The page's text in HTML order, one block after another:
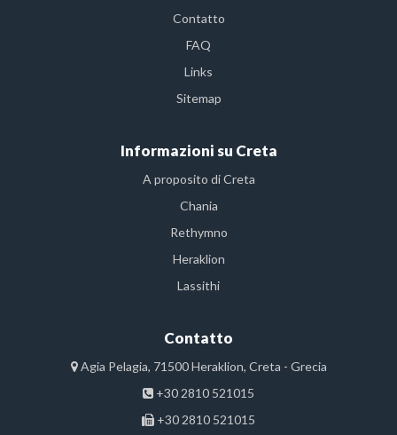
Contatto
FAQ
Links
Sitemap
Informazioni su Creta
A proposito di Creta
Chania
Rethymno
Heraklion
Lassithi
Contatto
Agia Pelagia, 71500 Heraklion, Creta - Grecia
+30 2810 521015
+30 2810 521015